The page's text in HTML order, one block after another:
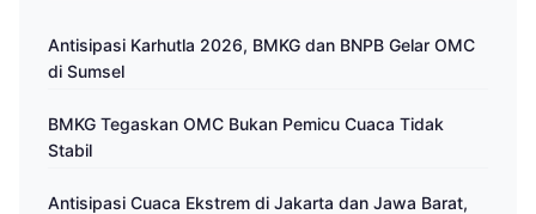
Antisipasi Karhutla 2026, BMKG dan BNPB Gelar OMC
di Sumsel
BMKG Tegaskan OMC Bukan Pemicu Cuaca Tidak
Stabil
Antisipasi Cuaca Ekstrem di Jakarta dan Jawa Barat,